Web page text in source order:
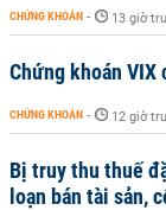
CHỨNG KHOÁN - 13 giờ
Chứng khoán
CHỨNG KHOÁN - 12 giờ
Bị truy thu thuế
loạn bán tài sản,